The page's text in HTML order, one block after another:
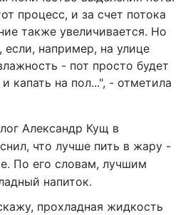
процесс, и за счет потока
также увеличивается. Но
если, например, на улице
- пот просто будет
капать на пол...", - отметила
Александр Кущ в
что лучше пить в жару -
По его словам, лучшим
напиток.
прохладная жидкость